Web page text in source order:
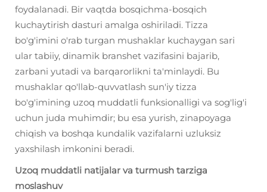
foydalanadi. Bir vaqtda bosqichma-bosqich
kuchaytirish dasturi amalga oshiriladi. Tizza
bo'g'imini o'rab turgan mushaklar kuchaygan sari
ular tabiiy, dinamik branshet vazifasini bajarib,
zarbani yutadi va barqarorlikni ta'minlaydi. Bu
mushaklar qo'llab-quvvatlash sun'iy tizza
bo'g'imining uzoq muddatli funksionalligi va sog'lig'i
uchun juda muhimdir; bu esa yurish, zinapoyaga
chiqish va boshqa kundalik vazifalarni uzluksiz
yaxshilash imkonini beradi.
Uzoq muddatli natijalar va turmush tarziga
moslashuv